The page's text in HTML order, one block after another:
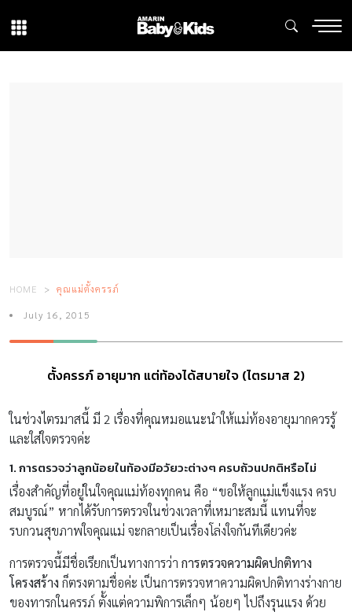
HOME คุณแม่ตั้งครรภ์
July 16, 2015
ตั้งครรภ์ อายุมาก แต่ท้องได้สบายใจ (ไตรมาส 2)
ในช่วงไตรมาสนี้ มี 2 เรื่องที่คุณหมอแนะนำให้แม่ท้องอายุมากควรรู้
และใส่ใจตรวจค่ะ
1. การตรวจว่าลูกน้อยในท้องมีอวัยวะต่างๆ ครบถ้วนปกติหรือไม่
เรื่องสำคัญที่อยู่ในใจคุณแม่ท้องทุกคน คือ “ขอให้ลูกแม่แข็งแรง ครบ
สมบูรณ์” หากได้รับการตรวจในช่วงเวลาที่เหมาะสมนี้ แทนที่จะ
รบกวนสุขภาพใจคุณแม่ จะกลายเป็นเรื่องโล่งใจกันทีเดียวค่ะ
การตรวจนี้มีชื่อเรียกเป็นทางการว่า การตรวจความผิดปกติทาง
โครงสร้าง ก็ตรงตามชื่อค่ะ เป็นการตรวจหาความผิดปกติทางร่างกาย
ของทารกในครรภ์ ตั้งแต่ความพิการเล็กๆ น้อยๆ ไปถึงรุนแรง ด้วย